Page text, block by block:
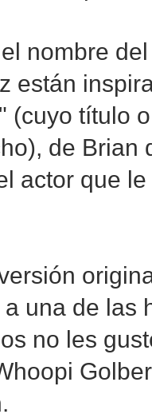
nombre
están
(cuyo título
de Brian
actor que
a una de las
no les